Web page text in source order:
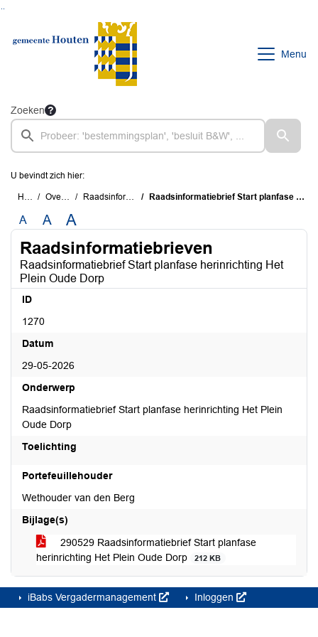
Menu
Zoeken
U bevindt zich hier:
Home Overzichten Raadsinformatiebrieven Raadsinformatiebrief Start planfase herinrichting Het Plein Oude Dorp
A A A
Raadsinformatiebrieven
Raadsinformatiebrief Start planfase herinrichting Het
Plein Oude Dorp
ID
1270
Datum
29-05-2026
Onderwerp
Raadsinformatiebrief Start planfase herinrichting Het Plein
Oude Dorp
Toelichting
Portefeuillehouder
Wethouder van den Berg
Bijlage(s)
290529 Raadsinformatiebrief Start planfase
herinrichting Het Plein Oude Dorp
212 KB
iBabs Vergadermanagement Inloggen